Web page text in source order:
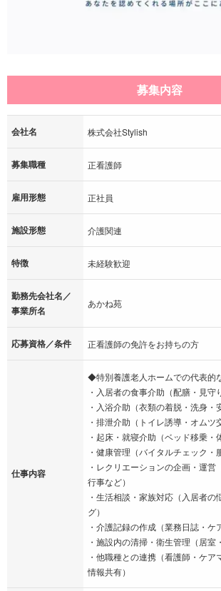
募集内容
会社名 株式会社Stylish
募集職種 正看護師
雇用形態 正社員
施設形態 介護関連
特徴 未経験歓迎
勤務先会社名／
事業所名
あかね苑
応募資格／条件 正看護師の免許をお持ちの方
仕事内容
◆特別養護老人ホームでの代表的
・入居者の食事介助（配膳・見守
・入浴介助（衣類の着脱・洗身・
・排泄介助（トイレ誘導・オムツ
・起床・就寝介助（ベッド移乗・
・健康管理（バイタルチェック・
・レクリエーションの企画・運
行事など）
・生活相談・家族対応（入居者の
グ）
・介護記録の作成（業務日誌・ケ
・施設内の清掃・衛生管理（居室
・他職種との連携（看護師・ケ
情報共有）